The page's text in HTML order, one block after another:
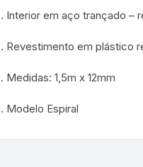
. Interior em aço trançado –
. Revestimento em plástico
. Medidas: 1,5m x 12mm
. Modelo Espiral